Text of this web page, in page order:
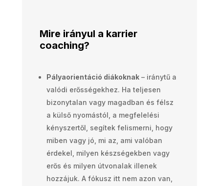
Mire irányul a karrier
coaching?
Pályaorientáció diákoknak– iránytű a
valódi erősségekhez. Ha teljesen
bizonytalan vagy magadban és félsz
a külső nyomástól, a megfelelési
kényszertől, segítek felismerni, hogy
miben vagy jó, mi az, ami valóban
érdekel, milyen készségekben vagy
erős és milyen útvonalak illenek
hozzájuk. A fókusz itt nem azon van,